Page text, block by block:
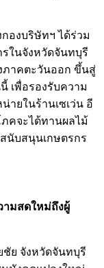
องบริษัทฯ ได้ร่วม
รในจังหวัดจันทบุรี
ภาคตะวันออก ขึ้นสู่
เพื่อรองรับความ
ายในร้านเซเว่น อี
ภคจะได้ทานผลไม้
นับสนุนเกษตรกร
มสดใหม่ถึงผู้
ชัย จังหวัดจันทบุรี